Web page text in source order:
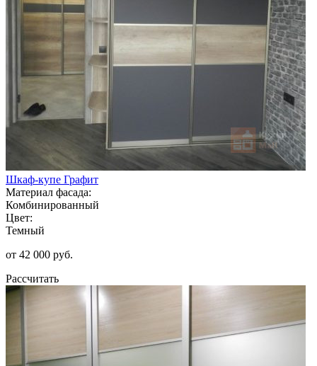
Шкаф-купе Графит
Материал фасада:
Комбинированный
Цвет:
Темный
от 42 000 руб.
Рассчитать